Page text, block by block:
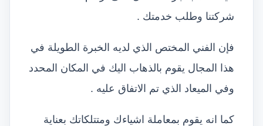
شركتنا وطلب خدمتك .
فإن الفني المختص الذي لديه الخبرة الطويلة في
هذا المجال يقوم بالذهاب اليك في المكان المحدد
وفي الميعاد الذي تم الاتفاق عليه .
كما انه يقوم بمعاملة اشياءك ومتتلكاتك بعناية